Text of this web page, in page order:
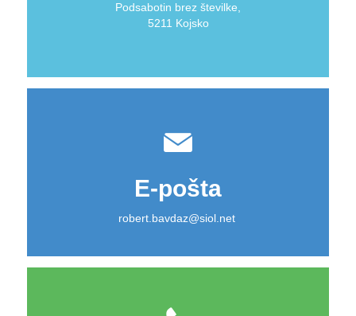
Podsabotin brez številke,
5211 Kojsko
E-pošta
robert.bavdaz@siol.net